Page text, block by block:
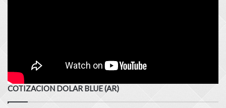
COTIZACION DOLAR BLUE (AR)